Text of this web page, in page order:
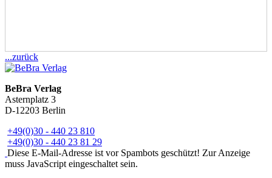
...zurück
BeBra Verlag
Asternplatz 3
D-12203 Berlin
+49(0)30 - 440 23 810
+49(0)30 - 440 23 81 29
Diese E-Mail-Adresse ist vor Spambots geschützt! Zur Anzeige
muss JavaScript eingeschaltet sein.